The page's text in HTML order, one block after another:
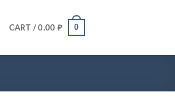
CART /0.00 ₽ 0